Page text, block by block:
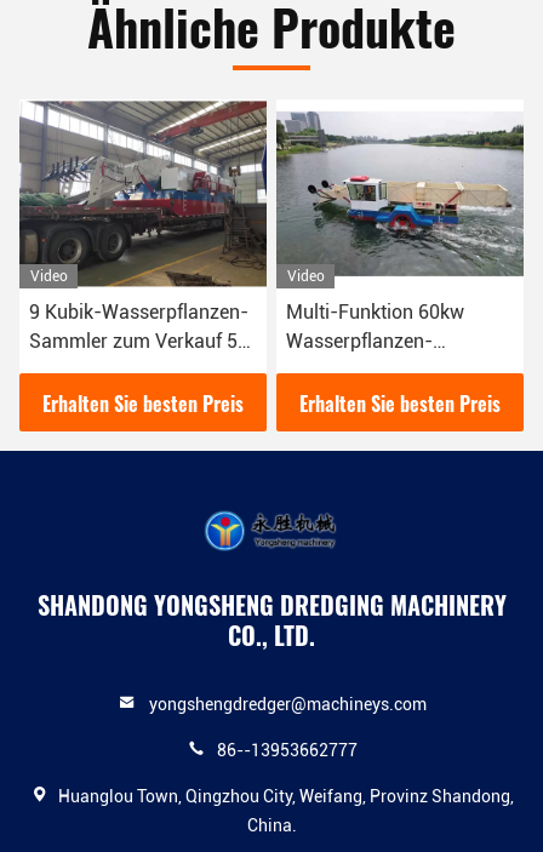
Ähnliche Produkte
5
und
Preis
Video
Multi-Funktion 60kw
Wasserpflanzen-
Harvester zur Reinigung
von Flüssen und Seen
Erhalten Sie besten Preis
Video
Fluss 60kw
Unkrauternter
Dieselmotor
Erhalten Sie
SHANDONG YONGSHENG DREDGING MACHINERY
CO., LTD.
yongshengdredger@machineys.com
86--13953662777
Huanglou Town, Qingzhou City, Weifang, Provinz Shandong,
China.